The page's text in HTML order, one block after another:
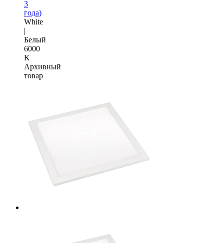
3
года)
White
|
Белый
6000
K
Архивный
товар